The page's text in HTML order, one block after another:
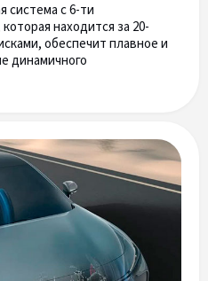
система с 6-ти
находится за 20-
обеспечит плавное и
динамичного